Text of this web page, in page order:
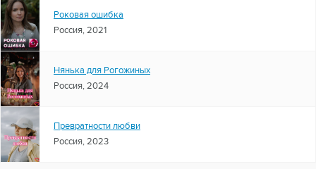
Роковая ошибка
Россия, 2021
Нянька для Рогожиных
Россия, 2024
Превратности любви
Россия, 2023